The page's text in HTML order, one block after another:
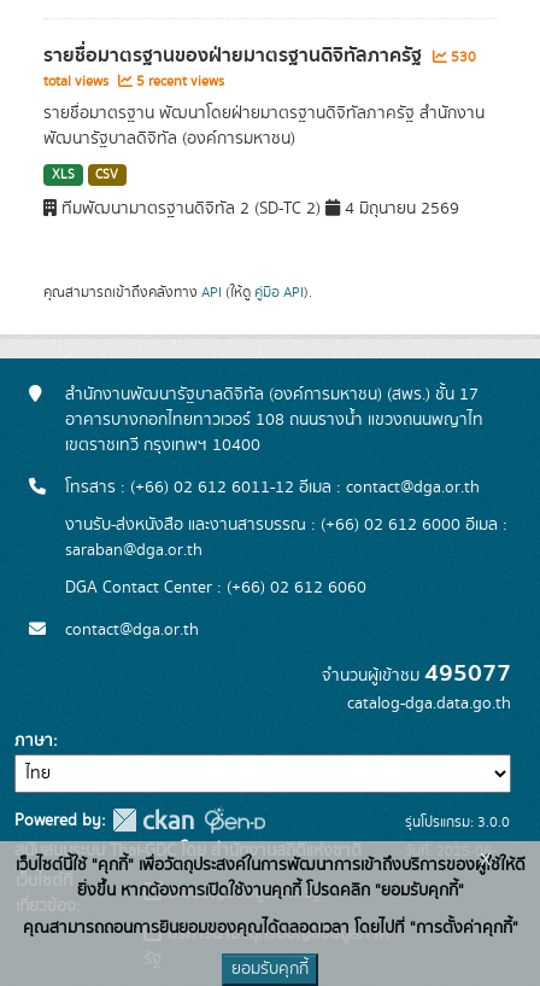
รายชื่อมาตรฐานของฝ่ายมาตรฐานดิจิทัลภาครัฐ
530
total views
5 recent views
รายชื่อมาตรฐาน พัฒนาโดยฝ่ายมาตรฐานดิจิทัลภาครัฐ สำนักงาน
พัฒนารัฐบาลดิจิทัล (องค์การมหาชน)
XLS CSV
ทีมพัฒนามาตรฐานดิจิทัล 2 (SD-TC 2) 4 มิถุนายน 2569
คุณสามารถเข้าถึงคลังทาง API (ให้ดู คู่มือ API).
สำนักงานพัฒนารัฐบาลดิจิทัล (องค์การมหาชน) (สพร.) ชั้น 17
อาคารบางกอกไทยทาวเวอร์ 108 ถนนรางน้ำ แขวงถนนพญาไท
เขตราชเทวี กรุงเทพฯ 10400
โทรสาร : (+66) 02 612 6011-12 อีเมล : contact@dga.or.th
งานรับ-ส่งหนังสือ และงานสารบรรณ : (+66) 02 612 6000 อีเมล :
saraban@dga.or.th
DGA Contact Center : (+66) 02 612 6060
contact@dga.or.th
จำนวนผู้เข้าชม 495077
catalog-dga.data.go.th
ภาษา
Powered by:
สนับสนุนระบบ Thai-GDC โดย สำนักงานสถิติแห่งชาติ
เว็บไซต์ที่
เกี่ยวข้อง:
ระบบบัญชีข้อมูลภาครัฐ
บริการนามานุกรมบัญชีข้อมูลภาค
รุ่นโปรแกรม: 3.0.0
วันที่: 2025-06-
26
เว็บไซต์นี้ใช้ "คุกกี้" เพื่อวัตถุประสงค์ในการพัฒนาการเข้าถึงบริการของผู้ใช้ให้ดี
ยิ่งขึ้น หากต้องการเปิดใช้งานคุกกี้ โปรดคลิก "ยอมรับคุกกี้"
คุณสามารถถอนการยินยอมของคุณได้ตลอดเวลา โดยไปที่ "การตั้งค่าคุกกี้"
ยอมรับคุกกี้
x